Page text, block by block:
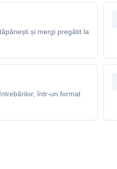
și mergi pregătit la
într-un format